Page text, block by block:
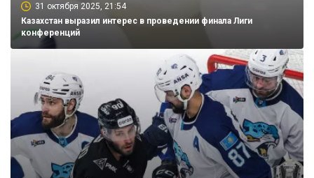
31 октября 2025, 21:54
Казахстан выразил интерес в проведении финала Лиги
конференций